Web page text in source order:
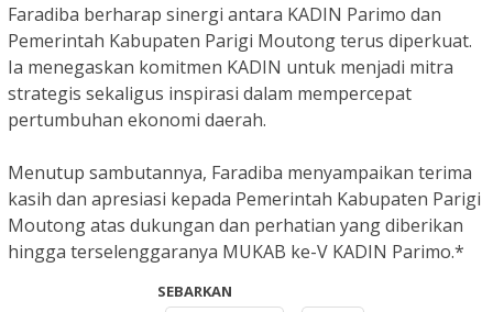
Faradiba berharap sinergi antara KADIN Parimo dan
Pemerintah Kabupaten Parigi Moutong terus diperkuat.
Ia menegaskan komitmen KADIN untuk menjadi mitra
strategis sekaligus inspirasi dalam mempercepat
pertumbuhan ekonomi daerah.
Menutup sambutannya, Faradiba menyampaikan terima
kasih dan apresiasi kepada Pemerintah Kabupaten Parigi
Moutong atas dukungan dan perhatian yang diberikan
hingga terselenggaranya MUKAB ke-V KADIN Parimo.*
SEBARKAN